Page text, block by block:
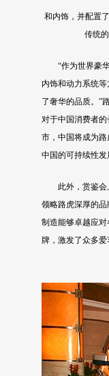
和内饰，并配置
传统
“作为世界豪
内饰和动力系统
了奢华的品质。”
对于中国消费者
市，中国将成为路
中国的可持续性发
此外，赏鉴会
领略路虎深厚的品
制造能够卓越应
牌，激发了众多